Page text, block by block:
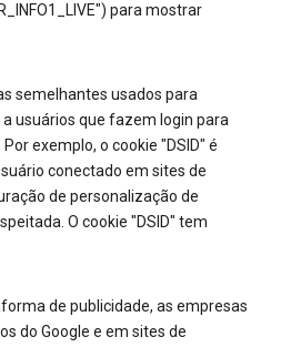
para mostrar
semelhantes usados para
usuários que fazem login para
exemplo, o cookie "DSID" é
conectado em sites de
de personalização de
O cookie "DSID" tem
de publicidade, as empresas
do Google e em sites de